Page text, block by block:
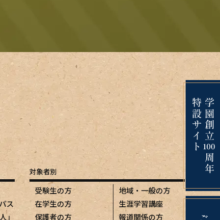
ス
」
対象者別
受験生の方
在学生の方
保護者の方
地域・一般の方
生涯学習講座
報道関係の方